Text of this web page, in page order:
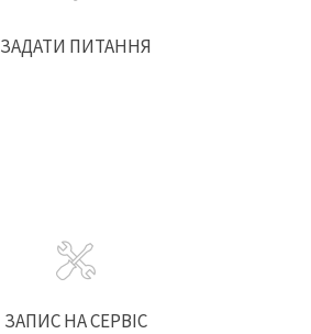
ЗАДАТИ ПИТАННЯ
ЗАПИС НА СЕРВІС